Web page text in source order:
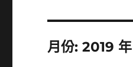
月份:2019